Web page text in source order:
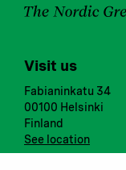
Visit us
Fabianinkatu 34
00100 Helsinki
Finland
See location